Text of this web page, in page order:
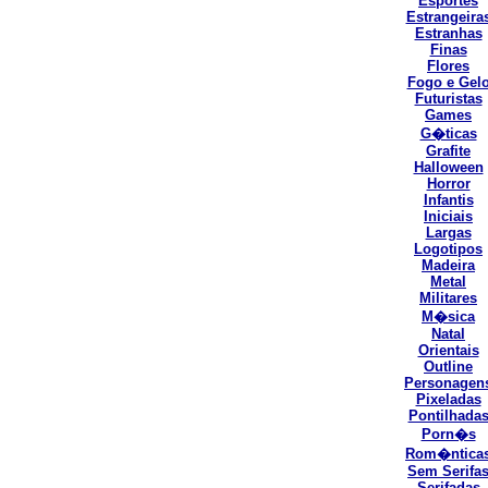
Estranhas
Finas
Flores
Fogo e
Futuristas
Games
G�ticas
Grafite
Halloween
Horror
Infantis
Iniciais
Largas
Logotipos
Madeira
Metal
Militares
M�sica
Natal
Orientais
Outline
Pixeladas
Pontilhadas
Porn�s
Sem Serifas